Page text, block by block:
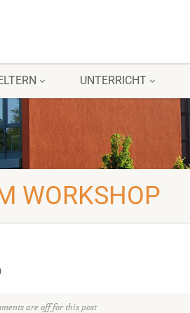
UNTERRICHT
WORKSHOP
are off for this post